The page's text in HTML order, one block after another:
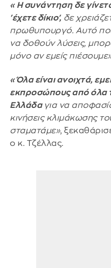
«Η συνάντηση δε
'έχετε δίκιο', δε
πρωθυπουργό. Αυτό που
να δοθούν λύσεις,
μόνο αν εμείς
«Όλα είναι ανοιχτά,
εκπροσώπους από όλα
Ελλάδα για να
κινήσεις κλιμάκωσης
σταματάμε»,
ο κ. Τζέλλας.